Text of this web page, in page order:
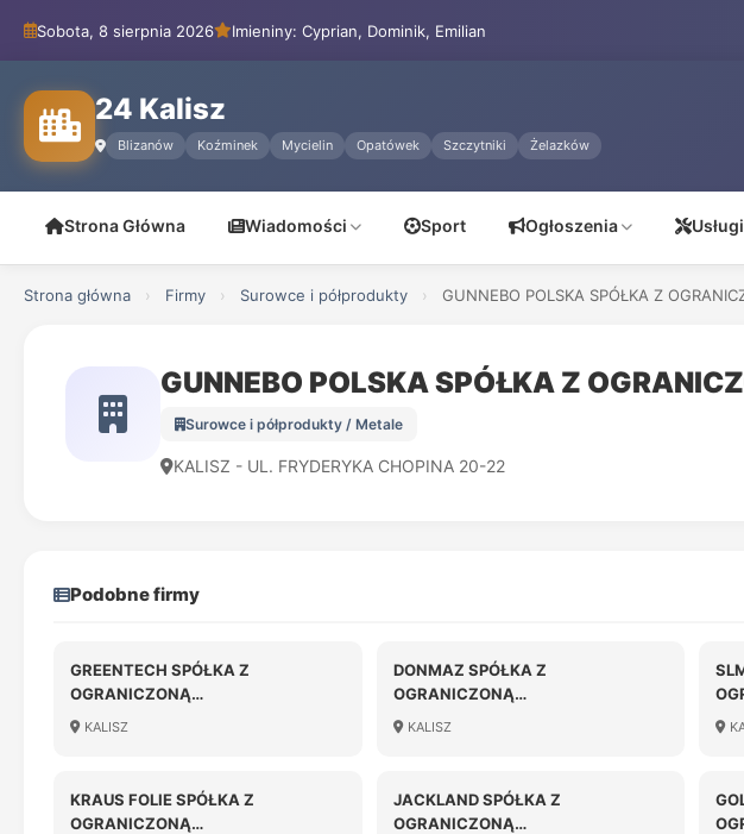
Sobota, 8 sierpnia 2026 Imieniny: Cyprian, Dominik, Emilian
24 Kalisz
Blizanów Koźminek Mycielin Opatówek Szczytniki Żelazków
Strona Główna Wiadomości Sport Ogłoszenia Usługi
Strona główna › Firmy › Surowce i półprodukty › GUNNEBO POLSKA SPÓŁKA Z
GUNNEBO POLSKA SPÓŁKA Z
Surowce i półprodukty / Metale
KALISZ - UL. FRYDERYKA CHOPINA 20-22
Podobne firmy
GREENTECH SPÓŁKA Z
OGRANICZONĄ
ODPOWIEDZIALNOŚCIĄ
KALISZ
DONMAZ SPÓŁKA Z
OGRANICZONĄ
ODPOWIEDZIALNOŚCIĄ
KALISZ
KRAUS FOLIE SPÓŁKA Z
OGRANICZONĄ
JACKLAND SPÓŁKA Z
OGRANICZONĄ